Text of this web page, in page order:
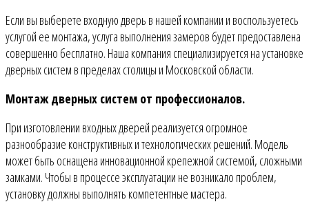
Если вы выберете входную дверь в нашей компании и воспользуетесь
услугой ее монтажа, услуга выполнения замеров будет предоставлена
совершенно бесплатно. Наша компания специализируется на установке
дверных систем в пределах столицы и Московской области.
Монтаж дверных систем от профессионалов.
При изготовлении входных дверей реализуется огромное
разнообразие конструктивных и технологических решений. Модель
может быть оснащена инновационной крепежной системой, сложными
замками. Чтобы в процессе эксплуатации не возникало проблем,
установку должны выполнять компетентные мастера.